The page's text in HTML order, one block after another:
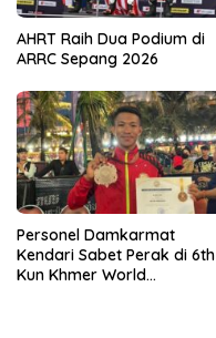
AHRT Raih Dua Podium di
ARRC Sepang 2026
Personel Damkarmat
Kendari Sabet Perak di 6th
Kun Khmer World